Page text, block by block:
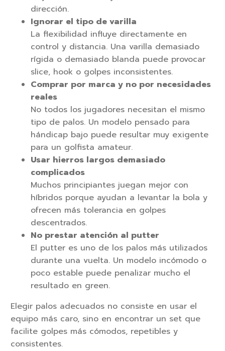
dirección.
Ignorar el tipo de varilla
La flexibilidad influye directamente en
control y distancia. Una varilla demasiado
rígida o demasiado blanda puede provocar
slice, hook o golpes inconsistentes.
Comprar por marca y no por necesidades
reales
No todos los jugadores necesitan el mismo
tipo de palos. Un modelo pensado para
hándicap bajo puede resultar muy exigente
para un golfista amateur.
Usar hierros largos demasiado
complicados
Muchos principiantes juegan mejor con
híbridos porque ayudan a levantar la bola y
ofrecen más tolerancia en golpes
descentrados.
No prestar atención al putter
El putter es uno de los palos más utilizados
durante una vuelta. Un modelo incómodo o
poco estable puede penalizar mucho el
resultado en green.
Elegir palos adecuados no consiste en usar el
equipo más caro, sino en encontrar un set que
facilite golpes más cómodos, repetibles y
consistentes.